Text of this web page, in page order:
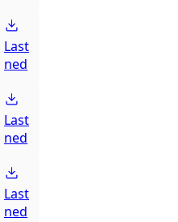
Last
ned
Last
ned
Last
ned